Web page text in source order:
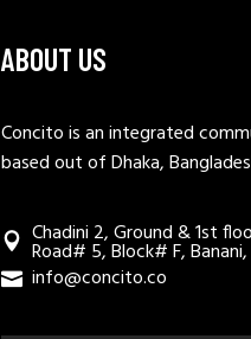
ABOUT US
Concito is an integrated
based out of Dhaka,
Chadini 2, Ground & 1st
Road# 5, Block# F, Banani,
info@concito.co